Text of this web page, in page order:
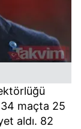
ilgili bilgi
maçta 25
aldı. 82